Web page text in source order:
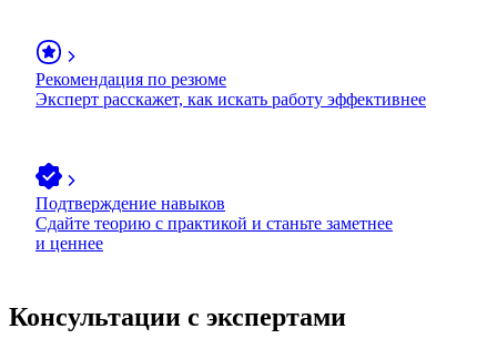
Рекомендация по резюме
Эксперт расскажет, как искать работу эффективнее
Подтверждение навыков
Сдайте теорию с практикой и станьте заметнее
и ценнее
Консультации с экспертами